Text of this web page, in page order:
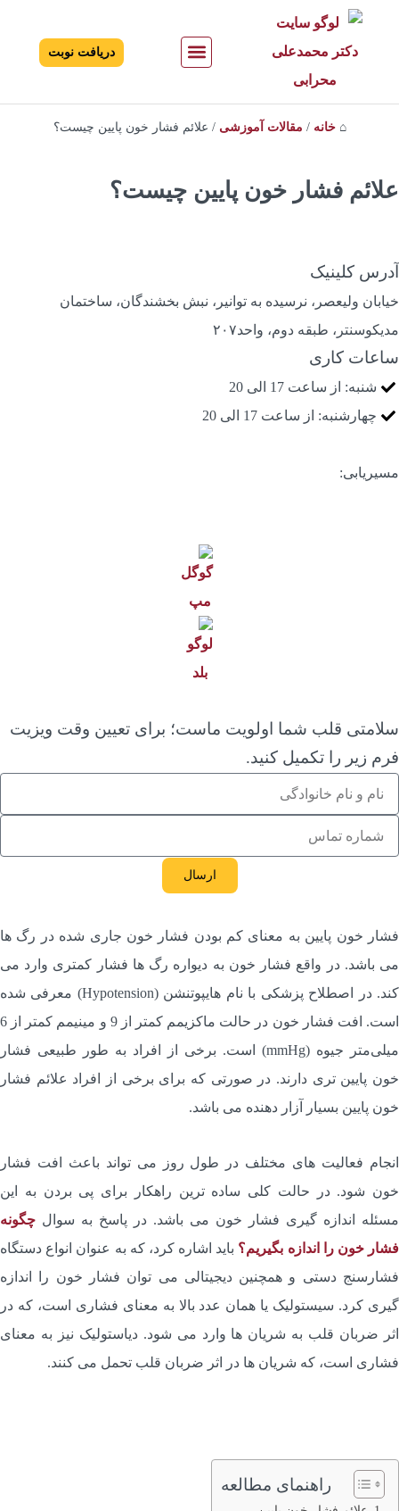
دریافت نوبت
⌂ خانه/ مقالات آموزشی/ علائم فشار خون پایین چیست؟
فشار خون پایین چیست؟
کلینیک
ولیعصر، نرسیده به توانیر، نبش بخشندگان، ساختمان
طبقه دوم، واحد۲۰۷
کاری
شنبه: از ساعت 17 الی 20
چهارشنبه: از ساعت 17 الی 20
قلب شما اولویت ماست؛ برای تعیین وقت ویزیت
زیر را تکمیل کنید.
ارسال
خون پایین به معنای کم بودن فشار خون جاری شده در رگ ها
باشد. در واقع فشار خون به دیواره رگ ها فشار کمتری وارد می
کند. در اصطلاح پزشکی با نام هایپوتنشن (Hypotension) معرفی شده
است. افت فشار خون در حالت ماکزیمم کمتر از 9 و مینیمم کمتر از 6
میلی‌متر جیوه (mmHg) است. برخی از افراد به طور طبیعی فشار
پایین تری دارند. در صورتی که برای برخی از افراد علائم فشار
پایین بسیار آزار دهنده می باشد.
فعالیت های مختلف در طول روز می تواند باعث افت فشار
شود. در حالت کلی ساده ترین راهکار برای پی بردن به این
اندازه گیری فشار خون می باشد. در پاسخ به سوال چگونه
خون را اندازه بگیریم؟باید اشاره کرد، که به عنوان انواع دستگاه
دستی و همچنین دیجیتالی می‌ توان فشار خون را اندازه
کرد. سیستولیک یا همان عدد بالا به معنای فشاری است، که در
ضربان قلب به شریان ها وارد می شود. دیاستولیک نیز به معنای
است، که شریان ها در اثر ضربان قلب تحمل می کنند.
راهنمای مطالعه